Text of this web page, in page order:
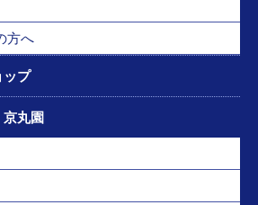
方へ
ップ
丸園